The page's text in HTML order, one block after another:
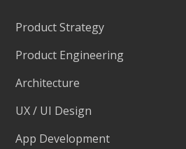
Product Strategy
Product Engineering
Architecture
UX / UI Design
App Development